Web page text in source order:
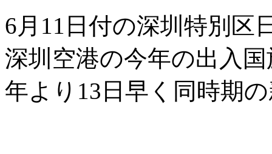
6月11日付の深圳特別区
深圳空港の今年の出入
年より13日早く同時期